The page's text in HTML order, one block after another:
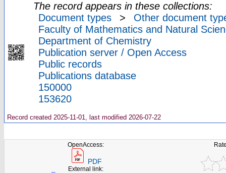
The record appears in these collections:
Document types
>
Other document
Faculty of Mathematics and Natural
Department of Chemistry
Publication server / Open Access
Public records
Publications database
150000
153620
Record created 2025-11-01, last modified 2026-07-22
OpenAccess:
PDF
External link: